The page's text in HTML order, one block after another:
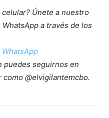
Únete a nuestro
a través de los
WhatsApp
puedes seguirnos en
@elvigilantemcbo.